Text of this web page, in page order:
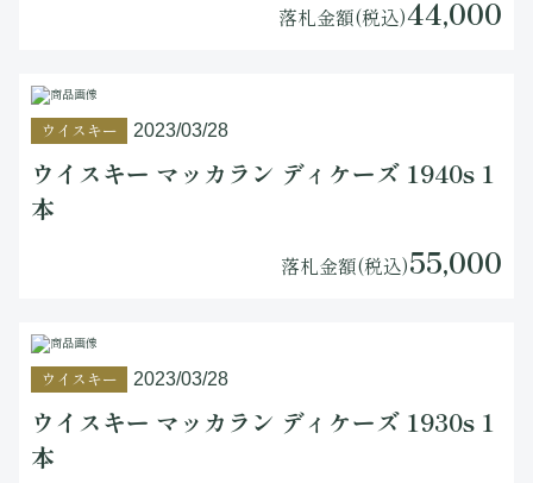
落札金額(税込)44,000
ウイスキー 2023/03/28
ウイスキー マッカラン ディケーズ 1940s 1
本
落札金額(税込)55,000
ウイスキー 2023/03/28
ウイスキー マッカラン ディケーズ 1930s 1
本